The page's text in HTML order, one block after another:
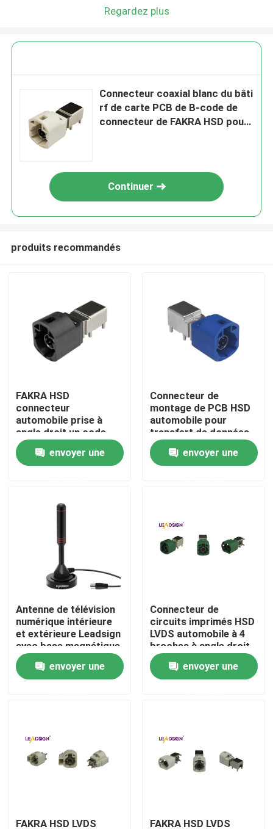
Des produits
À propos de nous
Visite de l'usine
Contrôle de qualité
Demander un devis
Connecteur de carte PCB de FAKRA
Regardez plus
Connecteur coaxial blanc du bâti
rf de carte PCB de B-code de
connecteur de FAKRA HSD pour
Continuer
produits recommandés
FAKRA HSD
connecteur
automobile prise à
angle droit un code
4Pin montage PCB
envoyer une
Connecteur de
montage de PCB HSD
automobile pour
transfert de données
à grande vitesse
envoyer une
Antenne de télévision
numérique intérieure
et extérieure Leadsign
avec base magnétique
et antenne de
télévision par câble de
16,5 pieds de long
envoyer une
Connecteur de
circuits imprimés HSD
LVDS automobile à 4
broches à angle droit
envoyer une
FAKRA HSD LVDS FAKRA HSD LVDS